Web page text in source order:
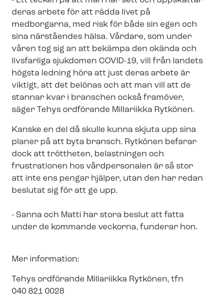
deras arbete för att rädda livet på
medborgarna, med risk för både sin egen och
sina närståendes hälsa. Vårdare, som under
våren tog sig an att bekämpa den okända och
livsfarliga sjukdomen COVID-19, vill från landets
högsta ledning höra att just deras arbete är
viktigt, att det belönas och att man vill att de
stannar kvar i branschen också framöver,
säger Tehys ordförande Millariikka Rytkönen.
Kanske en del då skulle kunna skjuta upp sina
planer på att byta bransch. Rytkönen befarar
dock att tröttheten, belastningen och
frustrationen hos vårdpersonalen är så stor
att inte ens pengar hjälper, utan den har redan
beslutat sig för att ge upp.
- Sanna och Matti har stora beslut att fatta
under de kommande veckorna, funderar hon.
Mer information:
Tehys ordförande Millariikka Rytkönen, tfn
040 821 0028